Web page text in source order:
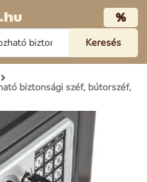
%
biztonsági széf, bútorszéf,